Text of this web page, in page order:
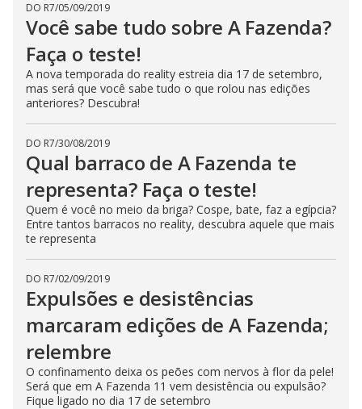
DO R7/05/09/2019
Você sabe tudo sobre A Fazenda?
Faça o teste!
A nova temporada do reality estreia dia 17 de setembro,
mas será que você sabe tudo o que rolou nas edições
anteriores? Descubra!
DO R7/30/08/2019
Qual barraco de A Fazenda te
representa? Faça o teste!
Quem é você no meio da briga? Cospe, bate, faz a egípcia?
Entre tantos barracos no reality, descubra aquele que mais
te representa
DO R7/02/09/2019
Expulsões e desistências
marcaram edições de A Fazenda;
relembre
O confinamento deixa os peões com nervos à flor da pele!
Será que em A Fazenda 11 vem desistência ou expulsão?
Fique ligado no dia 17 de setembro